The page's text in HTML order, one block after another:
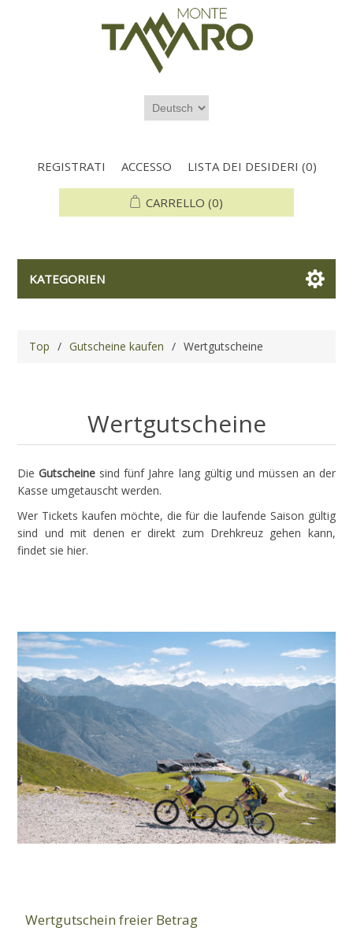
REGISTRATI ACCESSO LISTA DEI DESIDERI (0)
CARRELLO (0)
KATEGORIEN
Top / Gutscheine kaufen / Wertgutscheine
Wertgutscheine
DieGutscheine sind fünf Jahre lang gültig und müssen an der
Kasse umgetauscht werden.
Wer Tickets kaufen möchte, die für die laufende Saison gültig
sind und mit denen er direkt zum Drehkreuz gehen kann,
findet siehier.
Wertgutschein freier Betrag